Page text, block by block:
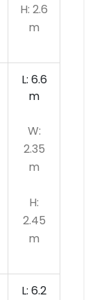
H: 2.6
m
L: 6.6
m
W:
2.35
m
H:
2.45
m
L: 6.2